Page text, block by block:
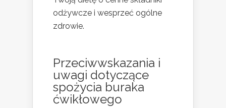
odżywcze i wesprzeć ogólne
zdrowie.
Przeciwwskazania i
uwagi dotyczące
spożycia buraka
ćwikłowego